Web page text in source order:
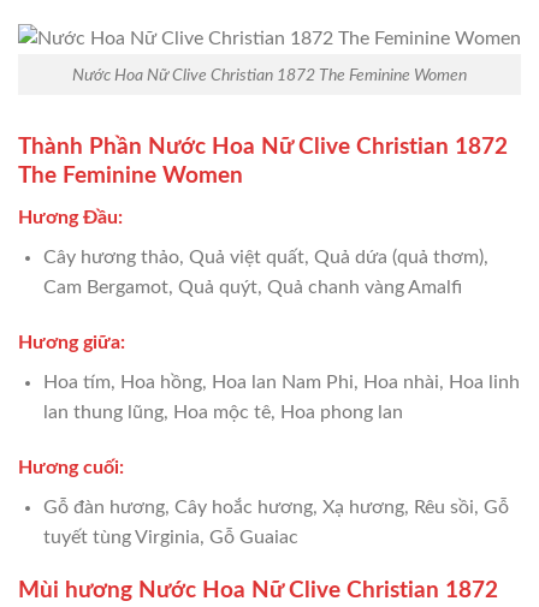
Nước Hoa Nữ Clive Christian 1872 The Feminine Women
Thành Phần Nước Hoa Nữ Clive Christian 1872
The Feminine Women
Hương Đầu:
Cây hương thảo, Quả việt quất, Quả dứa (quả thơm),
Cam Bergamot, Quả quýt, Quả chanh vàng Amalfi
Hương giữa:
Hoa tím, Hoa hồng, Hoa lan Nam Phi, Hoa nhài, Hoa linh
lan thung lũng, Hoa mộc tê, Hoa phong lan
Hương cuối:
Gỗ đàn hương, Cây hoắc hương, Xạ hương, Rêu sồi, Gỗ
tuyết tùng Virginia, Gỗ Guaiac
Mùi hương Nước Hoa Nữ Clive Christian 1872